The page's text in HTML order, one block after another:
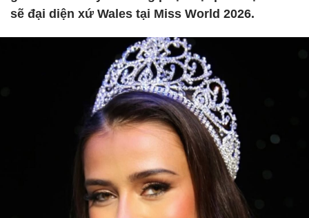
sẽ đại diện xứ Wales tại Miss World 2026.